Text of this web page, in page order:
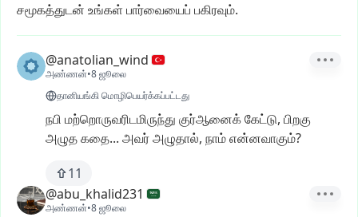
சமூகத்துடன் உங்கள் பார்வையைப் பகிரவும்.
@anatolian_wind
அண்ணன்•8 ஜூலை
தானியங்கி மொழிபெயர்க்கப்பட்டது
நபி மற்றொருவரிடமிருந்து குர்ஆனைக்கேட்டு, பிறகு
அழுதகதை... அவர்அழுதால், நாம்என்னவாகும்?
11
@abu_khalid231
அண்ணன்•8 ஜூலை